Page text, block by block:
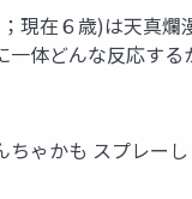
現在６歳)は天真爛
体どんな反応する
ちゃかも スプレー